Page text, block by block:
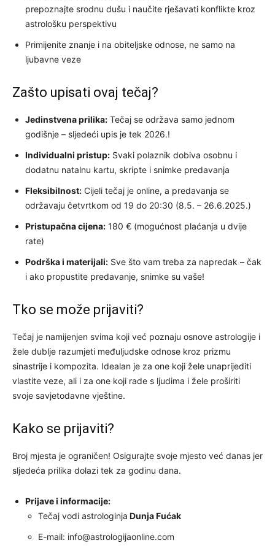
prepoznajte srodnu dušu i naučite rješavati konflikte kroz
astrološku perspektivu
Primijenite znanje i na obiteljske odnose, ne samo na
ljubavne veze
Zašto upisati ovaj tečaj?
Jedinstvena prilika: Tečaj se održava samo jednom
godišnje – sljedeći upis je tek 2026.!
Individualni pristup: Svaki polaznik dobiva osobnu i
dodatnu natalnu kartu, skripte i snimke predavanja
Fleksibilnost: Cijeli tečaj je online, a predavanja se
održavaju četvrtkom od 19 do 20:30 (8.5. – 26.6.2025.)
Pristupačna cijena: 180 € (mogućnost plaćanja u dvije
rate)
Podrška i materijali: Sve što vam treba za napredak – čak
i ako propustite predavanje, snimke su vaše!
Tko se može prijaviti?
Tečaj je namijenjen svima koji već poznaju osnove astrologije i
žele dublje razumjeti međuljudske odnose kroz prizmu
sinastrije i kompozita. Idealan je za one koji žele unaprijediti
vlastite veze, ali i za one koji rade s ljudima i žele proširiti
svoje savjetodavne vještine.
Kako se prijaviti?
Broj mjesta je ograničen! Osigurajte svoje mjesto već danas jer
sljedeća prilika dolazi tek za godinu dana.
Prijave i informacije:
Tečaj vodi astrologinja Dunja Fućak
E-mail: info@astrologijaonline.com